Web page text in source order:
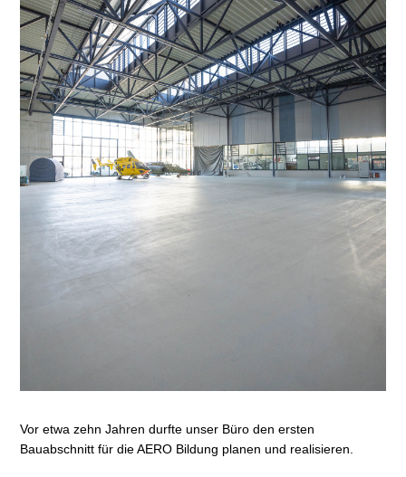
Vor etwa zehn Jahren durfte unser Büro den ersten
Bauabschnitt für die AERO Bildung planen und realisieren.